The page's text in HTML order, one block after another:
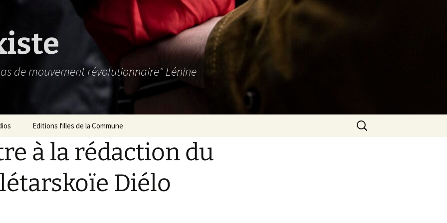
de mouvement révolutionnaire" Lénine
Editions filles de la Commune Rechercher :
à la rédaction du
Diélo